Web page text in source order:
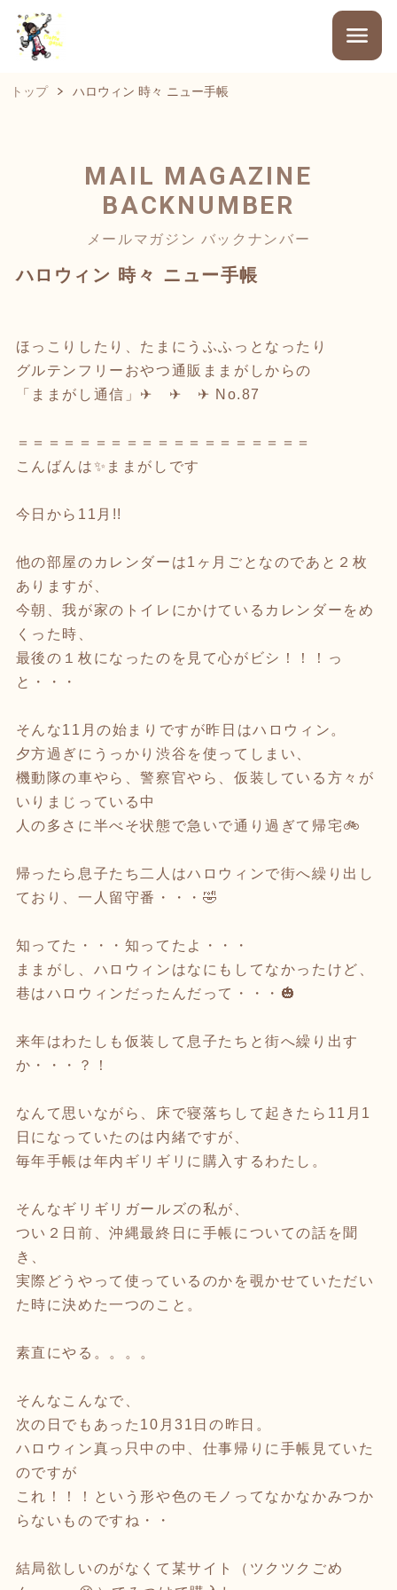
トップ ハロウィン 時々 ニュー手帳
MAIL MAGAZINE
BACKNUMBER
メールマガジン バックナンバー
ハロウィン 時々 ニュー手帳
ほっこりしたり、たまにうふふっとなったり
グルテンフリーおやつ通販ままがしからの
「ままがし通信」✈︎ ✈︎ ✈︎ No.87
＝＝＝＝＝＝＝＝＝＝＝＝＝＝＝＝＝＝＝
こんばんは✨ままがしです
今日から11月!!
他の部屋のカレンダーは1ヶ月ごとなのであと２枚
ありますが、
今朝、我が家のトイレにかけているカレンダーをめ
くった時、
最後の１枚になったのを見て心がビシ！！！っ
と・・・
そんな11月の始まりですが昨日はハロウィン。
夕方過ぎにうっかり渋谷を使ってしまい、
機動隊の車やら、警察官やら、仮装している方々が
いりまじっている中
人の多さに半べそ状態で急いで通り過ぎて帰宅🚲
帰ったら息子たち二人はハロウィンで街へ繰り出し
ており、一人留守番・・・🤣
知ってた・・・知ってたよ・・・
ままがし、ハロウィンはなにもしてなかったけど、
巷はハロウィンだったんだって・・・🎃
来年はわたしも仮装して息子たちと街へ繰り出す
か・・・？！
なんて思いながら、床で寝落ちして起きたら11月1
日になっていたのは内緒ですが、
毎年手帳は年内ギリギリに購入するわたし。
そんなギリギリガールズの私が、
つい２日前、沖縄最終日に手帳についての話を聞
き、
実際どうやって使っているのかを覗かせていただい
た時に決めた一つのこと。
素直にやる。。。。
そんなこんなで、
次の日でもあった10月31日の昨日。
ハロウィン真っ只中の中、仕事帰りに手帳見ていた
のですが
これ！！！という形や色のモノってなかなかみつか
らないものですね・・
結局欲しいのがなくて某サイト（ツクツクごめ